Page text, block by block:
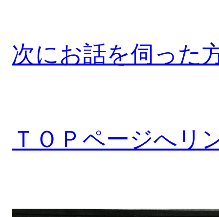
次にお話を伺った
ＴＯＰページへリ